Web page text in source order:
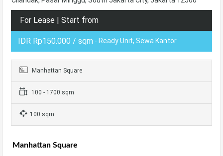
For Lease | Start from
IDR Rp150.000 / sqm - Ready Unit, Sewa Kantor
Manhattan Square
100 - 1700 sqm
100 sqm
Manhattan Square